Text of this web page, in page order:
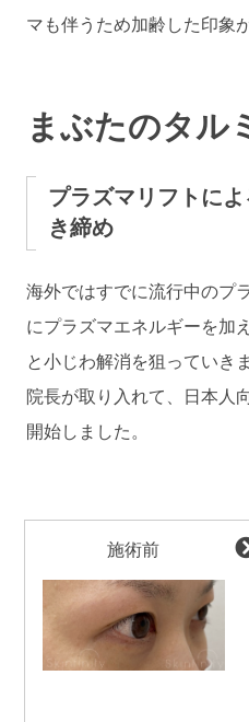
マも伴うため加齢した印象
まぶたのタル
プラズマリフトによ
き締め
海外ではすでに流行中のプ
にプラズマエネルギーを加
と小じわ解消を狙っていき
院長が取り入れて、日本人
開始しました。
施術前